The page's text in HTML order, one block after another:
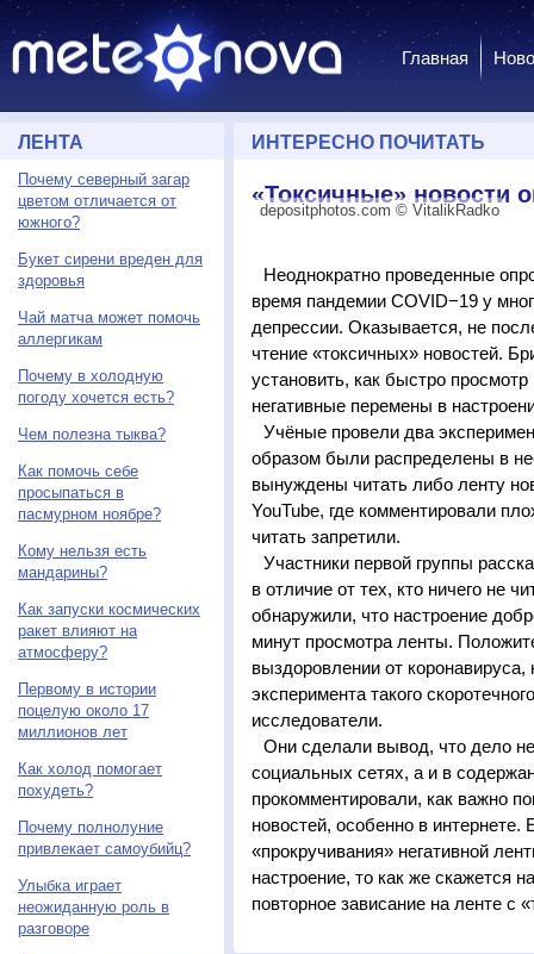
Главная
ЛЕНТА
Почему северный загар
цветом отличается от
южного?
Букет сирени вреден для
здоровья
Чай матча может помочь
аллергикам
Почему в холодную
погоду хочется есть?
Чем полезна тыква?
Как помочь себе
просыпаться в
пасмурном ноябре?
Кому нельзя есть
мандарины?
Как запуски космических
ракет влияют на
атмосферу?
Первому в истории
поцелую около 17
миллионов лет
Как холод помогает
похудеть?
Почему полнолуние
привлекает самоубийц?
Улыбка играет
неожиданную роль в
разговоре
ИНТЕРЕСНО ПОЧИТАТЬ
«Токсичные» новости
depositphotos.com © VitalikRadko
Неоднократно проведенные
время пандемии COVID−19 у
депрессии. Оказывается, не
чтение «токсичных» новостей.
установить, как быстро
негативные перемены в
Учёные провели два
образом были распределены в
вынуждены читать либо ленту
YouTube, где комментировали
читать запретили.
Участники первой группы
в отличие от тех, кто ничего не
обнаружили, что настроение
минут просмотра ленты.
выздоровлении от коронавируса,
эксперимента такого
исследователи.
Они сделали вывод, что дело
социальных сетях, а и в
прокомментировали, как важно
новостей, особенно в
«прокручивания» негативной
настроение, то как же скажется
повторное зависание на ленте с